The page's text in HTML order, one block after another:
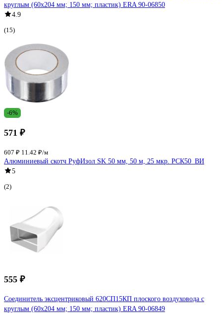
круглым (60x204 мм; 150 мм; пластик) ERA 90-06850
4.9
(15)
-6%
571 ₽
607 ₽ 11.42 ₽/м
Алюминиевый скотч РуфИзол SK 50 мм, 50 м, 25 мкр. РСК50_ВИ
5
(2)
555 ₽
Соединитель эксцентриковый 620СП15КП плоского воздуховода с
круглым (60x204 мм; 150 мм; пластик) ERA 90-06849